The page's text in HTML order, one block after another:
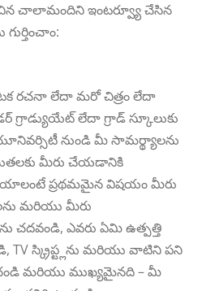
చాలామందిని ఇంటర్వ్యూ చేసిన
రచనా లేదా మరో చిత్రం లేదా
గ్రాడ్యుయేట్ లేదా గ్రాడ్ స్కూలుకు
నుండి మీ సామర్థ్యాలను
మీరు చేయడానికి
ప్రథమమైన విషయం మీరు
మరియు మీరు
చదవండి, ఎవరు ఏమి ఉత్పత్తి
TV స్క్రిప్ట్లను మరియు వాటిని పని
మరియు ముఖ్యమైనది – మీ